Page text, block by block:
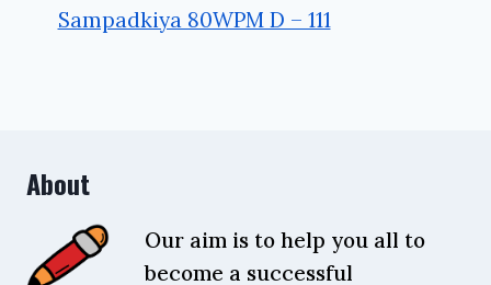
Sampadkiya 80WPM D – 111
About
Our aim is to help you all to
become a successful